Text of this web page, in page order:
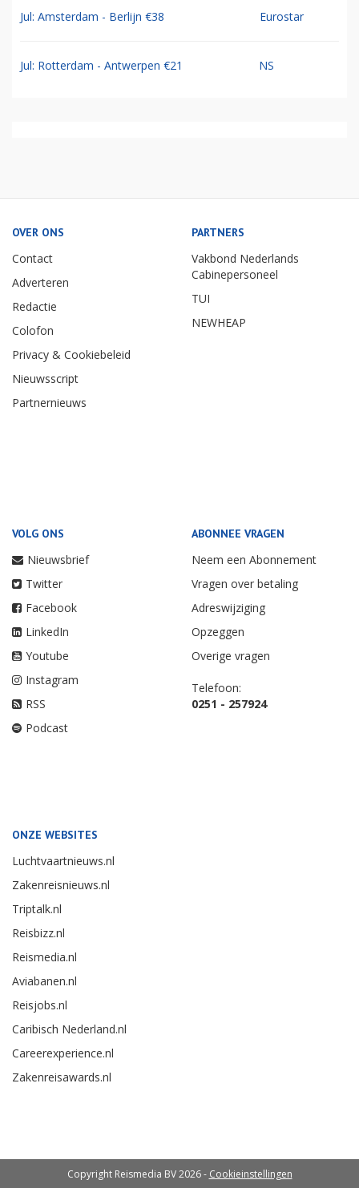
Jul: Amsterdam - Berlijn €38 Eurostar
Jul: Rotterdam - Antwerpen €21 NS
OVER ONS
Contact
Adverteren
Redactie
Colofon
Privacy & Cookiebeleid
Nieuwsscript
Partnernieuws
PARTNERS
Vakbond Nederlands
Cabinepersoneel
TUI
NEWHEAP
VOLG ONS
Nieuwsbrief
Twitter
Facebook
LinkedIn
Youtube
Instagram
RSS
Podcast
ABONNEE VRAGEN
Neem een Abonnement
Vragen over betaling
Adreswijziging
Opzeggen
Overige vragen
Telefoon:
0251 - 257924
ONZE WEBSITES
Luchtvaartnieuws.nl
Zakenreisnieuws.nl
Triptalk.nl
Reisbizz.nl
Reismedia.nl
Aviabanen.nl
Reisjobs.nl
Caribisch Nederland.nl
Careerexperience.nl
Zakenreisawards.nl
Copyright Reismedia BV 2026 - Cookieinstellingen